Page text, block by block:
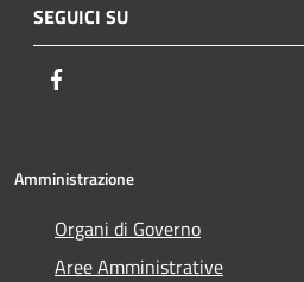
SEGUICI SU
Amministrazione
Organi di Governo
Aree Amministrative